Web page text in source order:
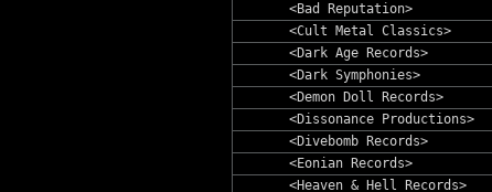
<Bad Reputation>
<Cult Metal Classics>
<Dark Age Records>
<Dark Symphonies>
<Demon Doll Records>
<Dissonance Productions>
<Divebomb Records>
<Eonian Records>
<Heaven & Hell Records>